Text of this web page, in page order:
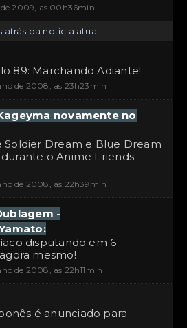
2009, as 00h36min
atrás da notícia atual
89: Marchando Adiante!
de 2008, as 23h23min
novamente no
Soldier Dream e Blue Dream
o Anime Friends
de 2008, as 22h39min
-
disputando em 6
mesmo!
de 2008, as 22h11min
é anunciado para